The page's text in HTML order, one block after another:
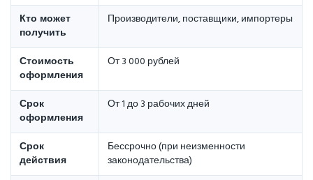
Кто может
получить
Производители, поставщики, импортеры
Стоимость
оформления
От 3 000 рублей
Срок
оформления
От 1 до 3 рабочих дней
Срок
действия
Бессрочно (при неизменности
законодательства)